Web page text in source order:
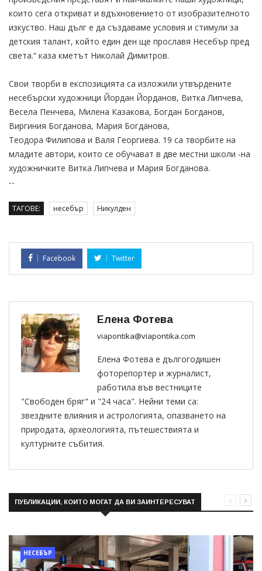
които сега откриват и вдъхновението от изобразителното
изкуство. Наш дълг е да създаваме условия и стимули за
детския талант, който един ден ще прославя Несебър пред
света.“ каза кметът Николай Димитров.
Свои творби в експозицията са изложили утвърдените
несебърски художници Йордан Йорданов, Витка Липчева,
Весела Пенчева, Милена Казакова, Богдан Богданов,
Виргиния Богданова, Мария Богданова,
Теодора Филипова и Валя Георгиева. 19 са творбите на
младите автори, които се обучават в две местни школи -на
художничките Витка Липчева и Мария Богданова.
--
ТАГОВЕ: несебър Никулден
Facebook Twitter
Елена Фотева
viapontika@viapontika.com
Елена Фотева е дългогодишен
фоторепортер и журналист,
работила във вестниците
"Свободен бряг" и "24 часа". Нейни теми са:
звездните влияния и астрологията, опазването на
природата, археологията, пътешествията и
културните събития.
ПУБЛИКАЦИИ, КОИТО МОГАТ ДА ВИ ЗАИНТЕРЕСУВАТ
НЕСЕБЪР